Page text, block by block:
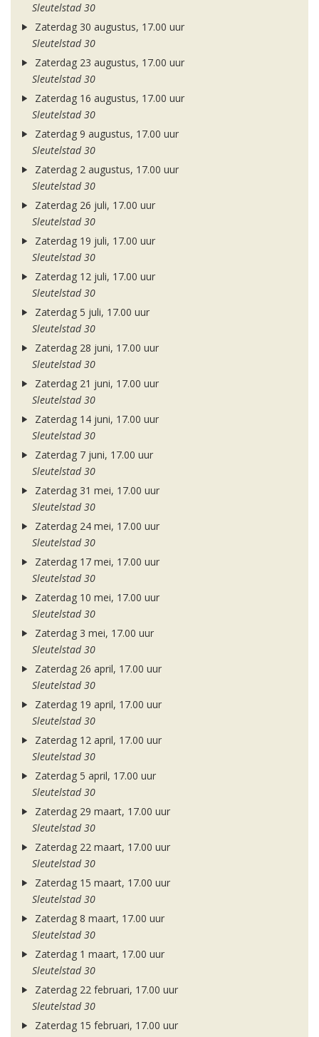
Sleutelstad 30
Zaterdag 30 augustus, 17.00 uur
Sleutelstad 30
Zaterdag 23 augustus, 17.00 uur
Sleutelstad 30
Zaterdag 16 augustus, 17.00 uur
Sleutelstad 30
Zaterdag 9 augustus, 17.00 uur
Sleutelstad 30
Zaterdag 2 augustus, 17.00 uur
Sleutelstad 30
Zaterdag 26 juli, 17.00 uur
Sleutelstad 30
Zaterdag 19 juli, 17.00 uur
Sleutelstad 30
Zaterdag 12 juli, 17.00 uur
Sleutelstad 30
Zaterdag 5 juli, 17.00 uur
Sleutelstad 30
Zaterdag 28 juni, 17.00 uur
Sleutelstad 30
Zaterdag 21 juni, 17.00 uur
Sleutelstad 30
Zaterdag 14 juni, 17.00 uur
Sleutelstad 30
Zaterdag 7 juni, 17.00 uur
Sleutelstad 30
Zaterdag 31 mei, 17.00 uur
Sleutelstad 30
Zaterdag 24 mei, 17.00 uur
Sleutelstad 30
Zaterdag 17 mei, 17.00 uur
Sleutelstad 30
Zaterdag 10 mei, 17.00 uur
Sleutelstad 30
Zaterdag 3 mei, 17.00 uur
Sleutelstad 30
Zaterdag 26 april, 17.00 uur
Sleutelstad 30
Zaterdag 19 april, 17.00 uur
Sleutelstad 30
Zaterdag 12 april, 17.00 uur
Sleutelstad 30
Zaterdag 5 april, 17.00 uur
Sleutelstad 30
Zaterdag 29 maart, 17.00 uur
Sleutelstad 30
Zaterdag 22 maart, 17.00 uur
Sleutelstad 30
Zaterdag 15 maart, 17.00 uur
Sleutelstad 30
Zaterdag 8 maart, 17.00 uur
Sleutelstad 30
Zaterdag 1 maart, 17.00 uur
Sleutelstad 30
Zaterdag 22 februari, 17.00 uur
Sleutelstad 30
Zaterdag 15 februari, 17.00 uur